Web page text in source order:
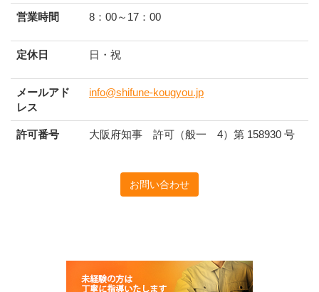
営業時間 8：00～17：00
定休日 日・祝
メールアド
レス
info@shifune-kougyou.jp
許可番号 大阪府知事 許可（般一 4）第 158930 号
お問い合わせ